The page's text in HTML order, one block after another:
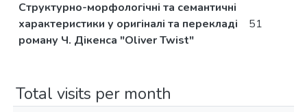
Структурно-морфологічні та семантичні
характеристики у оригіналі та перекладі
роману Ч. Дікенса "Oliver Twist"
51
Total visits per month